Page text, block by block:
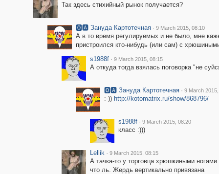
Так здесь стихийный рынок получается?
🅾🅰 Зануда Картотечная · 9 March 2015, 08:10
А в то время регулируемых и не было, мне
пристроился кто-нибудь (или сам) с
s1988f · 9 March 2015, 08:15
А откуда тогда взялась поговорка "не
🅾🅰 Зануда Картотечная · 9 March
:-)) http://kotomatrix.ru/show/868796/
s1988f · 9 March 2015, 08:20
класс :)))
Lellik · 9 March 2015, 08:15
А тачка-то у торговца хрюшкиными
что ль. Жердь вертикально привязана